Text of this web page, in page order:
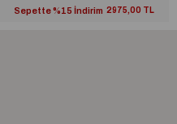
Sepette %15 İndirim 2975,00 TL